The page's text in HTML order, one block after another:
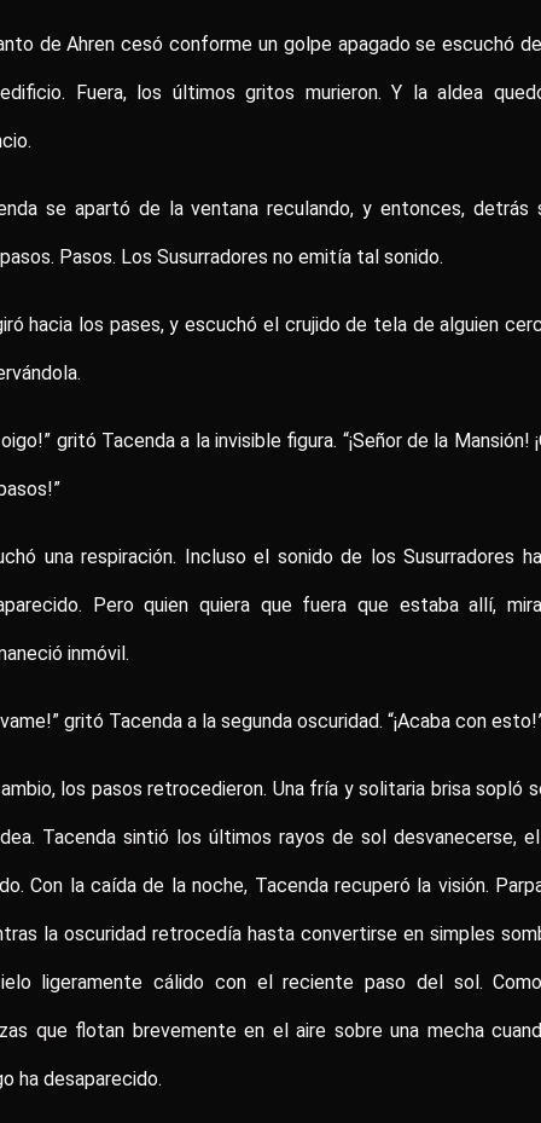
de Ahren cesó conforme un golpe apagado se escuchó
Fuera, los últimos gritos murieron. Y la aldea
se apartó de la ventana reculando, y entonces, detrás
Pasos. Los Susurradores no emitía tal sonido.
hacia los pases, y escuchó el crujido de tela de alguien
oigo!” gritó Tacenda a la invisible figura. “¡Señor de la Mansión!
una respiración. Incluso el sonido de los Susurradores
Pero quien quiera que fuera que estaba allí,
inmóvil.
gritó Tacenda a la segunda oscuridad. “¡Acaba con
los pasos retrocedieron. Una fría y solitaria brisa sopló
Tacenda sintió los últimos rayos de sol desvanecerse,
Con la caída de la noche, Tacenda recuperó la visión.
la oscuridad retrocedía hasta convertirse en simples
ligeramente cálido con el reciente paso del sol.
que flotan brevemente en el aire sobre una mecha
ha desaparecido.